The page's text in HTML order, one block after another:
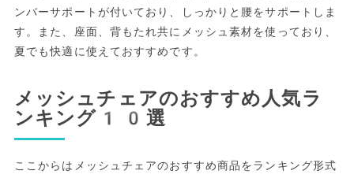
ンバーサポートが付いており、しっかりと腰をサポートしま
す。また、座面、背もたれ共にメッシュ素材を使っており、
夏でも快適に使えておすすめです。
メッシュチェアのおすすめ人気ラ
ンキング10選
ここからはメッシュチェアのおすすめ商品をランキング形式